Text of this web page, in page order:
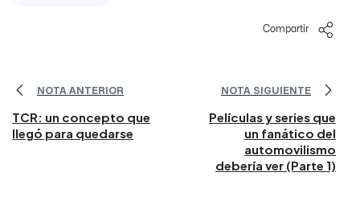
Compartir
NOTA ANTERIOR
TCR: un concepto que
llegó para quedarse
NOTA SIGUIENTE
Películas y series que
un fanático del
automovilismo
debería ver (Parte 1)